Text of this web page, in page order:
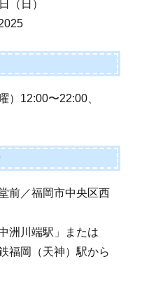
（日）
）12:00〜22:00、
前／福岡市中央区西
洲川端駅」または
福岡（天神）駅から